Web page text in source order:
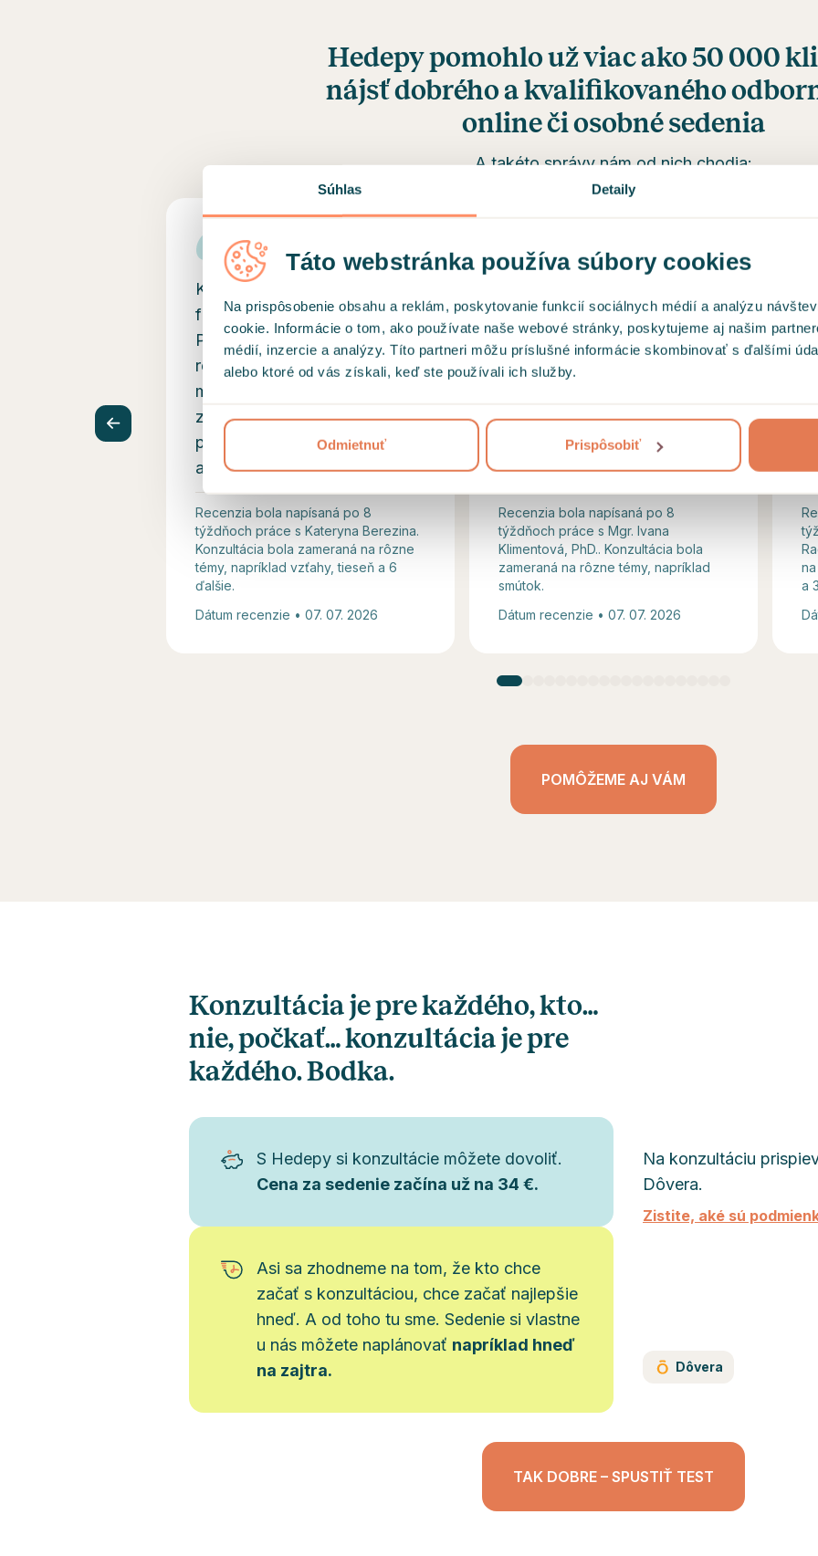
Súhlas Detaily
Táto webstránka používa súbory cookies
Na prispôsobenie obsahu a reklám, poskytovanie funkcií sociálnych médií a analýzu
cookie. Informácie o tom, ako používate naše webové stránky, poskytujeme aj našim
médií, inzercie a analýzy. Títo partneri môžu príslušné informácie skombinovať s ďalšími
alebo ktoré od vás získali, keď ste používali ich služby.
Odmietnuť Prispôsobiť
Hedepy pomohlo už viac ako 50 000
nájsť dobrého a kvalifikovaného
online či osobné sedenia
A takéto správy nám od nich chodia:
Kateryna Brezina je
fantastická psychologička.
Pomohla mi spracovať
rozchod v čase, kedy som
mal pocit, že všetko stratilo
zmysel. Jej prístup je plný
pochopenia, bez
akéhokoľvek odsudzova...
Recenzia bola napísaná po 8
týždňoch práce s Kateryna Berezina.
Konzultácia bola zameraná na rôzne
témy, napríklad vzťahy, tieseň a 6
ďalšie.
Dátum recenzie • 07. 07. 2026
konečne cítim videná a
pochopená. Veľmi príjemná a
empatická osoba, ktorá
Recenzia bola napísaná po 8
týždňoch práce s Mgr. Ivana
Klimentová, PhD.. Konzultácia bola
zameraná na rôzne témy, napríklad
smútok.
Dátum recenzie • 07. 07. 2026
a
POMÔŽEME AJ VÁM
Konzultácia je pre každého, kto…
nie, počkať… konzultácia je pre
každého. Bodka.
S Hedepy si konzultácie môžete dovoliť.
Cena za sedenie začína už na 34 €.
Asi sa zhodneme na tom, že kto chce
začať s konzultáciou, chce začať najlepšie
hneď. A od toho tu sme. Sedenie si vlastne
u nás môžete naplánovať napríklad hneď
na zajtra.
Na konzultáciu
Dôvera.
Zistite, aké sú
Dôvera
TAK DOBRE – SPUSTIŤ TEST